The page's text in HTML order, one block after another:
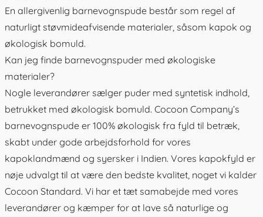
En allergivenlig barnevognspude består som regel af
naturligt støvmideafvisende materialer, såsom kapok og
økologisk bomuld.
Kan jeg finde barnevognspuder med økologiske
materialer?
Nogle leverandører sælger puder med syntetisk indhold,
betrukket med økologisk bomuld. Cocoon Company’s
barnevognspude er 100% økologisk fra fyld til betræk,
skabt under gode arbejdsforhold for vores
kapoklandmænd og syersker i Indien. Vores kapokfyld er
nøje udvalgt til at være den bedste kvalitet, noget vi kalder
Cocoon Standard. Vi har et tæt samabejde med vores
leverandører og kæmper for at lave så naturlige og